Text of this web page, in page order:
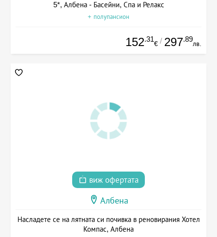
5*, Албена - Басейни, Спа и Релакс
+ полупансион
152.31
€ / 297.89
лв.
виж офертата
Албена
Насладете се на лятната си почивка в реновирания Хотел
Компас, Албена